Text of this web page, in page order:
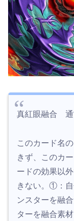
真紅眼融合 通
このカード名
きず、このカ
ードの効果以
きない。①：
ンスターを融
ターを融合素